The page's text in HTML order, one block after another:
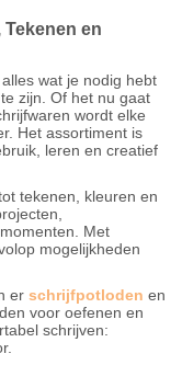
en
wat je nodig hebt
zijn. Of het nu gaat
wordt elke
Het assortiment is
leren en creatief
tekenen, kleuren en
Met
mogelijkheden
er schrijfpotloden en
voor oefenen en
schrijven: